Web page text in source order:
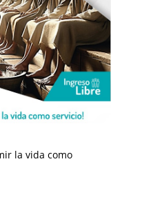
la vida como